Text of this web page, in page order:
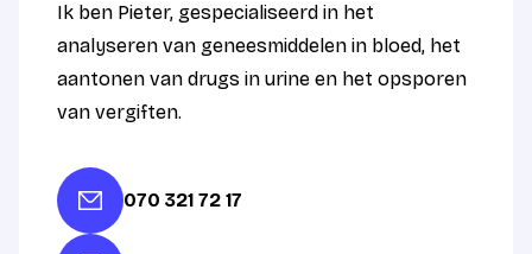
Ik ben Pieter, gespecialiseerd in het
analyseren van geneesmiddelen in bloed, het
aantonen van drugs in urine en het opsporen
van vergiften.
070 321 72 17